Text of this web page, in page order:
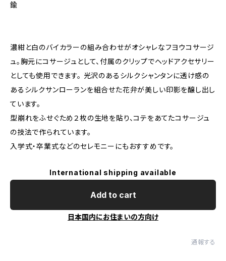
鍮
濃紺と白のバイカラーの組み合わせがオシャレなフヨウコサージ
ュ。胸元にコサージュとして、付属のクリップでヘッドアクセサリー
としても使用できます。 光沢のあるシルクシャンタンに透け感の
あるシルクサンローランを組合せた花弁が美しい印影を醸し出し
ています。
型崩れをふせぐため２枚の生地を貼り、コテをあてたコサージュ
の技法で作られています。
入学式・卒業式などのセレモニーにもおすすめです。
International shipping available
Add to cart
日本国内にお住まいの方向け
通報する